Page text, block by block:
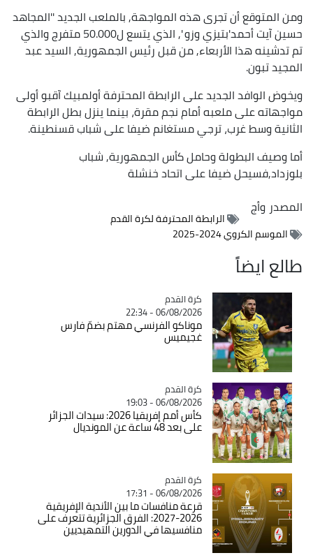
ومن المتوقع أن تجرى هذه المواجهة, بالملعب الجديد ''المجاهد
حسين آيت أحمد'بتيزي وزو ', الذي يتسع ل50.000 متفرج والذي
تم تدشينه هذا الأربعاء, من قبل رئيس الجمهورية, السيد عبد
المجيد تبون.
ويخوض الوافد الجديد على الرابطة المحترفة أولمبيك آقبو أولى
مواجهاته على ملعبه أمام نجم مقرة، بينما ينزل بطل الرابطة
الثانية وسط غرب، ترجي مستغانم ضيفا على شباب قسنطينة.
أما وصيف البطولة وحامل كأس الجمهورية, شباب
بلوزداد,فسيحل ضيفا على اتحاد خنشلة
المصدروأج
الرابطة المحترفة لكرة القدم
الموسم الكروي 2024-2025
طالع ايضاً
Catégorie
كرة القدم
06/08/2026 - 22:34
موناكو الفرنسي مهتم بضمّ فارس
غجيميس
Catégorie
كرة القدم
06/08/2026 - 19:03
كأس أمم إفريقيا 2026: سيدات الجزائر
على بعد 48 ساعة عن المونديال
Catégorie
كرة القدم
06/08/2026 - 17:31
قرعة منافسات ما بين الأندية الإفريقية
2026-2027: الفرق الجزائرية تتعرف على
منافسيها في الدورين التمهيديين